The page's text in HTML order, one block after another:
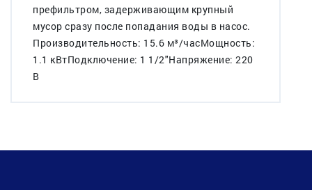
префильтром, задерживающим крупный
мусор сразу после попадания воды в насос.
Производительность: 15.6 м³/часМощность:
1.1 кВтПодключение: 1 1/2"Напряжение: 220
В